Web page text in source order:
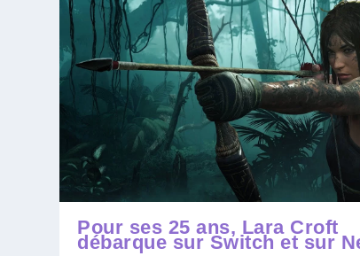
Pour ses 25 ans, Lara Croft
débarque sur Switch et sur